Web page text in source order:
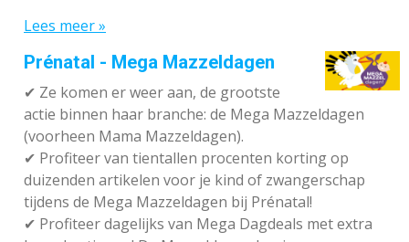
Lees meer »
Prénatal - Mega Mazzeldagen
✔ Ze komen er weer aan, de grootste
actie binnen haar branche: de Mega Mazzeldagen
(voorheen Mama Mazzeldagen).
✔ Profiteer van tientallen procenten korting op
duizenden artikelen voor je kind of zwangerschap
tijdens de Mega Mazzeldagen bij Prénatal!
✔ Profiteer dagelijks van Mega Dagdeals met extra